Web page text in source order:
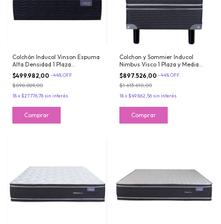
Colchón Inducol Vinson Espuma
Alta Densidad 1 Plaza
80x190x28 cm Extra Firme
Hasta 120 kg
$499.982,00 -44%OFF
$898.889,00
18x $27.776,78 sin interés
Colchon y Sommier Inducol
Nimbus Visco 1 Plaza y Media
90x190x26 de Espuma Doble
Pillow Viscoelastico
$897.526,00 -44%OFF
$1.613.610,00
18x $49.862,56 sin interés